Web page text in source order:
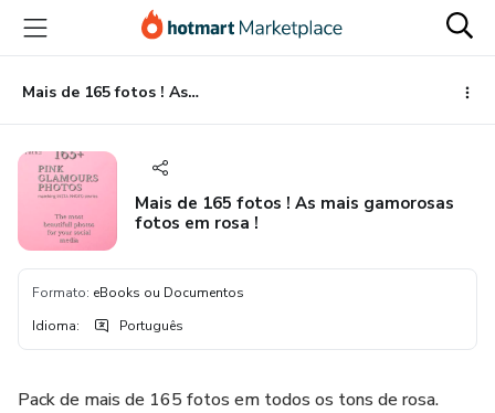
para
conteúdo
principal
para
pagamento
para
rodapé
Mais de 165 fotos ! As mais gamorosas fotos em rosa !
Mais de 165 fotos ! As mais gamorosas
fotos em rosa !
Formato: eBooks ou Documentos
Idioma: Português
Pack de mais de 165 fotos em todos os tons de rosa.